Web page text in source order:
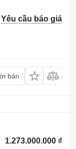
Yêu cầu báo giá
bán
1.273.000.000 ₫